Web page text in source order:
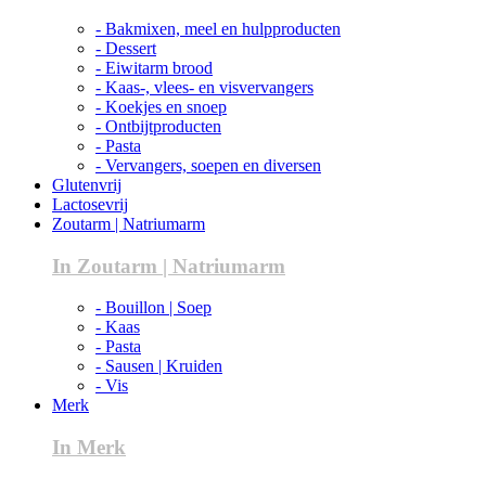
- Bakmixen, meel en hulpproducten
- Dessert
- Eiwitarm brood
- Kaas-, vlees- en visvervangers
- Koekjes en snoep
- Ontbijtproducten
- Pasta
- Vervangers, soepen en diversen
Glutenvrij
Lactosevrij
Zoutarm | Natriumarm
In Zoutarm | Natriumarm
- Bouillon | Soep
- Kaas
- Pasta
- Sausen | Kruiden
- Vis
Merk
In Merk